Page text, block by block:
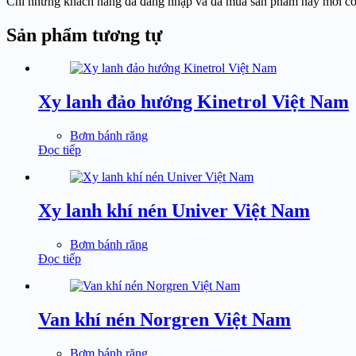
Sản phẩm tương tự
Xy lanh đảo hướng Kinetrol Việt Nam
Bơm bánh răng
Đọc tiếp
Xy lanh khí nén Univer Việt Nam
Bơm bánh răng
Đọc tiếp
Van khí nén Norgren Việt Nam
Bơm bánh răng